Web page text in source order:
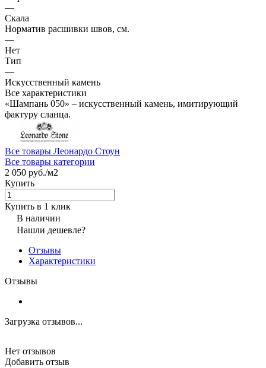
—
Скала
Норматив расшивки швов, см.
—
Нет
Тип
—
Искусственный камень
Все характеристики
«Шампань 050» – искусственный камень, имитирующий
фактуру сланца.
Все товары Леонардо Стоун
Все товары категории
2 050 руб./м2
Купить
Купить в 1 клик
В наличии
Нашли дешевле?
Отзывы
Характеристики
Отзывы
Загрузка отзывов...
Нет отзывов
Добавить отзыв